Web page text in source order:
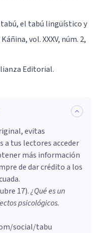
tabú, el tabú lingüístico y
vol. XXXV, núm. 2,
Editorial.
evitas
a tus lectores acceder
más información
de dar crédito a los
17).¿Qué es un
psicológicos.
social/tabu